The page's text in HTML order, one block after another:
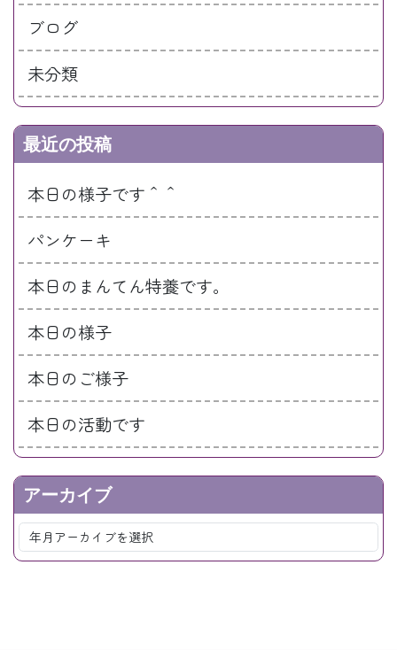
ブログ
未分類
最近の投稿
本日の様子です＾＾
パンケーキ
本日のまんてん特養です。
本日の様子
本日のご様子
本日の活動です
アーカイブ